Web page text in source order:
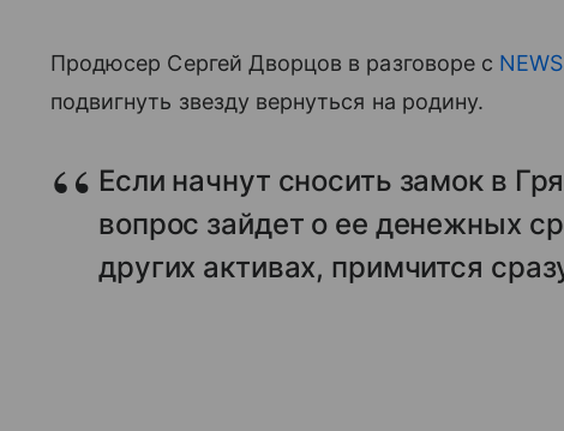
Продюсер Сергей Дворцов в разговоре с
подвигнуть звезду вернуться на родину.
Если начнут сносить замок в
вопрос зайдет о ее денежных
других активах, примчится